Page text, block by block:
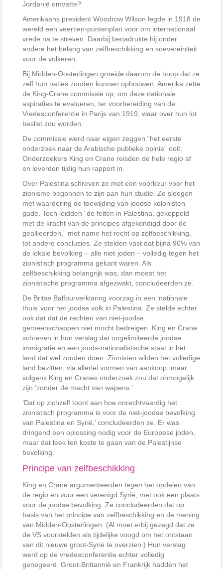
Jordanië omvatte?
Amerikaans president Woodrow Wilson legde in 1918 de
wereld een veertien-puntenplan voor om internationaal
vrede na te streven. Daarbij benadrukte hij onder
andere het belang van zelfbeschikking en soevereiniteit
voor de volkeren.
Bij Midden-Oosterlingen groeide daarom de hoop dat ze
zelf hun naties zouden kunnen opbouwen. Amerika zette
de King-Crane commissie op, om deze nationale
aspiraties te evalueren, ter voorbereiding van de
Vredesconferentie in Parijs van 1919, waar over hun lot
beslist zou worden.
De commissie werd naar eigen zeggen “het eerste
onderzoek naar de Arabische publieke opinie” ooit.
Onderzoekers King en Crane reisden de hele regio af
en leverden tijdig hun rapport in.
Over Palestina schreven ze met een voorkeur voor het
zionisme begonnen te zijn aan hun studie. Ze sloegen
met waardering de toewijding van joodse kolonisten
gade. Toch leidden “de feiten in Palestina, gekoppeld
met de kracht van de principes afgekondigd door de
geallieerden,” met name het recht op zelfbeschikking,
tot andere conclusies. Ze stelden vast dat bijna 90% van
de lokale bevolking – alle niet-joden – volledig tegen het
zionistisch programma gekant waren. Als
zelfbeschikking belangrijk was, dan moest het
zionistische programma afgezwakt, concludeerden ze.
De Britse Balfourverklaring voorzag in een ‘nationale
thuis’ voor het joodse volk in Palestina. Ze stelde echter
ook dat dat de rechten van niet-joodse
gemeenschappen niet mocht bedreigen. King en Crane
schreven in hun verslag dat ongelimiteerde joodse
immigratie en een joods-nationalistische staat in het
land dat wel zouden doen. Zionisten wilden het volledige
land bezitten, via allerlei vormen van aankoop, maar
volgens King en Cranes onderzoek zou dat onmogelijk
zijn ‘zonder de macht van wapens.’
‘Dat op zichzelf toont aan hoe onrechtvaardig het
zionistisch programma is voor de niet-joodse bevolking
van Palestina en Syrië,’ concludeerden ze. Er was
dringend een oplossing nodig voor de Europese joden,
maar dat leek ten koste te gaan van de Palestijnse
bevolking.
Principe van zelfbeschikking
King en Crane argumenteerden tegen het opdelen van
de regio en voor een verenigd Syrië, met ook een plaats
voor de joodse bevolking. Ze concludeerden dat op
basis van het principe van zelfbeschikking en de mening
van Midden-Oosterlingen. (Al moet erbij gezegd dat ze
de VS voorstelden als tijdelijke voogd om het ontstaan
van dit nieuwe groot-Syrië te overzien.) Hun verslag
werd op de vredesconferentie echter volledig
genegeerd. Groot-Brittannië en Frankrijk hadden het